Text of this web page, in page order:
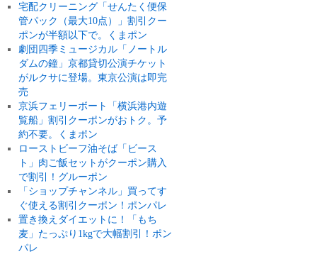
宅配クリーニング「せんたく便保
管パック（最大10点）」割引クー
ポンが半額以下で。くまポン
劇団四季ミュージカル「ノートル
ダムの鐘」京都貸切公演チケット
がルクサに登場。東京公演は即完
売
京浜フェリーボート「横浜港内遊
覧船」割引クーポンがおトク。予
約不要。くまポン
ローストビーフ油そば「ビース
ト」肉ご飯セットがクーポン購入
で割引！グルーポン
「ショップチャンネル」買ってす
ぐ使える割引クーポン！ポンパレ
置き換えダイエットに！「もち
麦」たっぷり1kgで大幅割引！ポン
パレ